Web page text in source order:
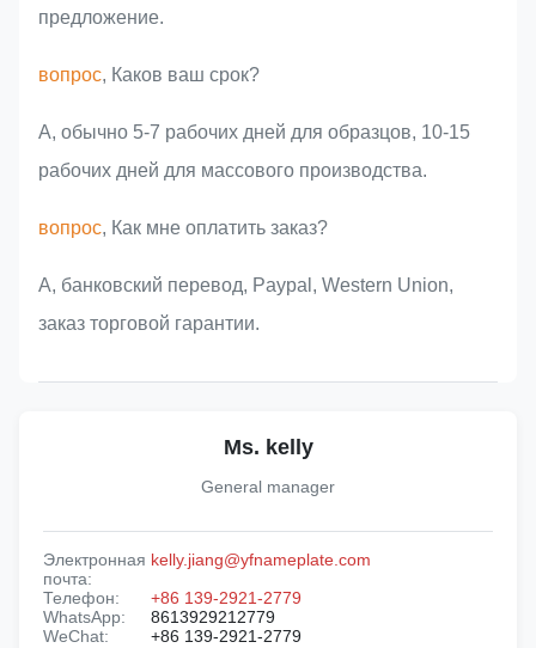
предложение.
вопрос, Каков ваш срок?
А, обычно 5-7 рабочих дней для образцов, 10-15
рабочих дней для массового производства.
вопрос, Как мне оплатить заказ?
A, банковский перевод, Paypal, Western Union,
заказ торговой гарантии.
Ms. kelly
General manager
Электронная
почта:
kelly.jiang@yfnameplate.com
Телефон:
+86 139-2921-2779
WhatsApp:
8613929212779
WeChat:
+86 139-2921-2779